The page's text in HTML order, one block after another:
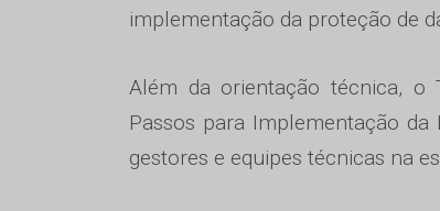
implementação da proteção de
Além da orientação técnica, o
Passos para Implementação
gestores e equipes técnicas na